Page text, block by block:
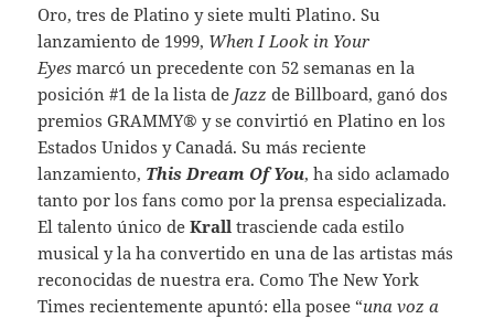
Oro, tres de Platino y siete multi Platino. Su
lanzamiento de 1999, When I Look in Your
Eyesmarcó un precedente con 52 semanas en la
posición #1 de la lista de Jazzde Billboard, ganó dos
premios GRAMMY® y se convirtió en Platino en los
Estados Unidos y Canadá. Su más reciente
lanzamiento, This Dream Of You, ha sido aclamado
tanto por los fans como por la prensa especializada.
El talento único deKralltrasciende cada estilo
musical y la ha convertido en una de las artistas más
reconocidas de nuestra era. Como The New York
Times recientemente apuntó: ella posee “una voz a